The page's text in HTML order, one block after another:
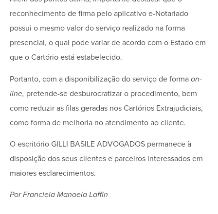
reconhecimento de firma pelo aplicativo e-Notariado
possui o mesmo valor do serviço realizado na forma
presencial, o qual pode variar de acordo com o Estado em
que o Cartório está estabelecido.
Portanto, com a disponibilização do serviço de forma on-
line, pretende-se desburocratizar o procedimento, bem
como reduzir as filas geradas nos Cartórios Extrajudiciais,
como forma de melhoria no atendimento ao cliente.
O escritório GILLI BASILE ADVOGADOS permanece à
disposição dos seus clientes e parceiros interessados em
maiores esclarecimentos.
Por Franciela Manoela Laffin